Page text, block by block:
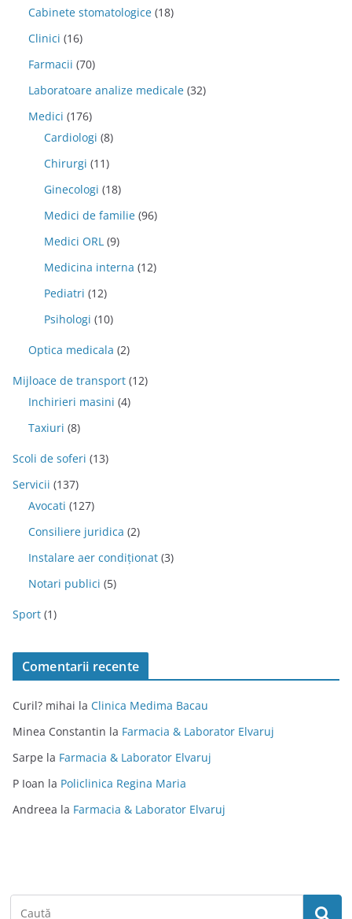
Cabinete stomatologice (18)
Clinici (16)
Farmacii (70)
Laboratoare analize medicale (32)
Medici (176)
Cardiologi (8)
Chirurgi (11)
Ginecologi (18)
Medici de familie (96)
Medici ORL (9)
Medicina interna (12)
Pediatri (12)
Psihologi (10)
Optica medicala (2)
Mijloace de transport (12)
Inchirieri masini (4)
Taxiuri (8)
Scoli de soferi (13)
Servicii (137)
Avocati (127)
Consiliere juridica (2)
Instalare aer condiționat (3)
Notari publici (5)
Sport (1)
Comentarii recente
Curil? mihai la Clinica Medima Bacau
Minea Constantin la Farmacia & Laborator Elvaruj
Sarpe la Farmacia & Laborator Elvaruj
P Ioan la Policlinica Regina Maria
Andreea la Farmacia & Laborator Elvaruj